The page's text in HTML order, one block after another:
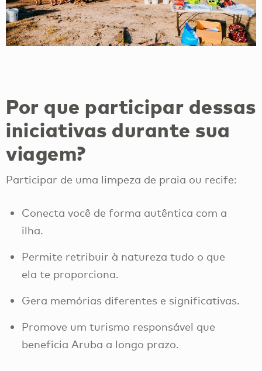
Por que participar dessas
iniciativas durante sua
viagem?
Participar de uma limpeza de praia ou recife:
Conecta você de forma autêntica com a
ilha.
Permite retribuir à natureza tudo o que
ela te proporciona.
Gera memórias diferentes e significativas.
Promove um turismo responsável que
beneficia Aruba a longo prazo.